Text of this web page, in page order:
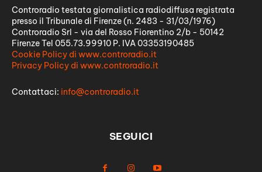
Controradio testata giornalistica radiodiffusa registrata
presso il Tribunale di Firenze (n. 2483 - 31/03/1976)
Controradio Srl - via del Rosso Fiorentino 2/b - 50142
Firenze Tel 055.73.99910 P. IVA 03353190485
Cookie Policy di www.controradio.it
Privacy Policy di www.controradio.it
Contattaci: info@controradio.it
SEGUICI